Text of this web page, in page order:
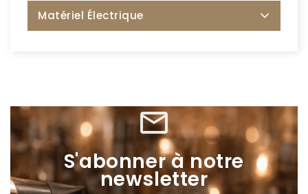
Matériel Électrique
mail_outline
S'abonner à notre
newsletter